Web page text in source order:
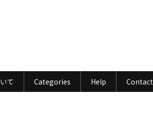
て Categories Help Contact